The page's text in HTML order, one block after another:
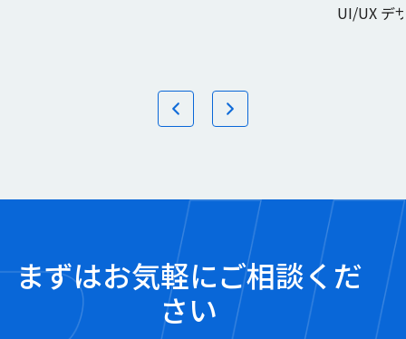
UI/UX デ
まずはお気軽にご相談くだ
さい